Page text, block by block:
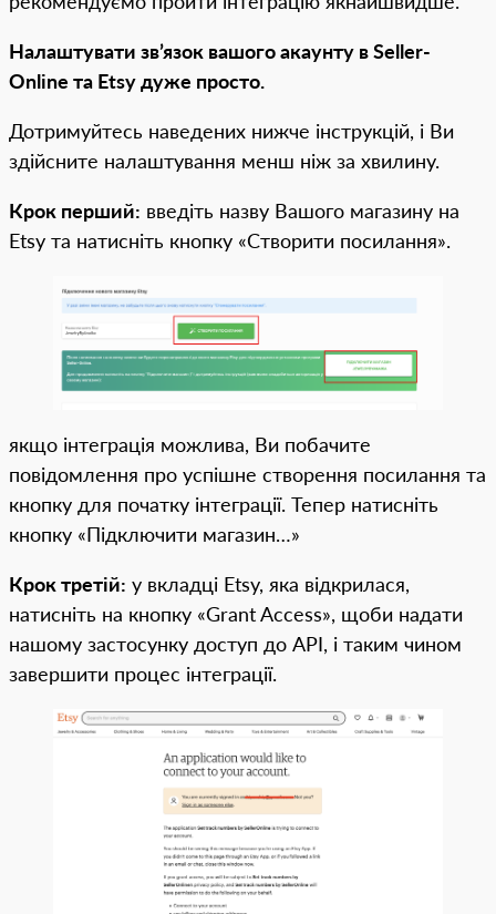
Налаштувати зв’язок вашого акаунту в Seller-
Online та Etsy дуже просто.
Дотримуйтесь наведених нижче інструкцій, і Ви
здійсните налаштування менш ніж за хвилину.
Крок перший: введіть назву Вашого магазину на
Etsy та натисніть кнопку «Створити посилання».
якщо інтеграція можлива, Ви побачите
повідомлення про успішне створення посилання та
кнопку для початку інтеграції. Тепер натисніть
кнопку «Підключити магазин…»
Крок третій: у вкладці Etsy, яка відкрилася,
натисніть на кнопку «Grant Access», щоби надати
нашому застосунку доступ до API, і таким чином
завершити процес інтеграції.